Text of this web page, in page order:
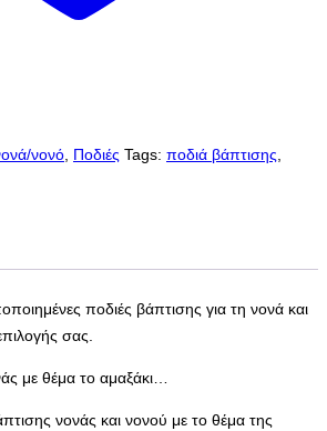
νονό, Ποδιές Tags: ποδιά βάπτισης,
ποδιές βάπτισης για τη νονά και
σας.
με θέμα το αμαξάκι…
νονάς και νονού με το θέμα της